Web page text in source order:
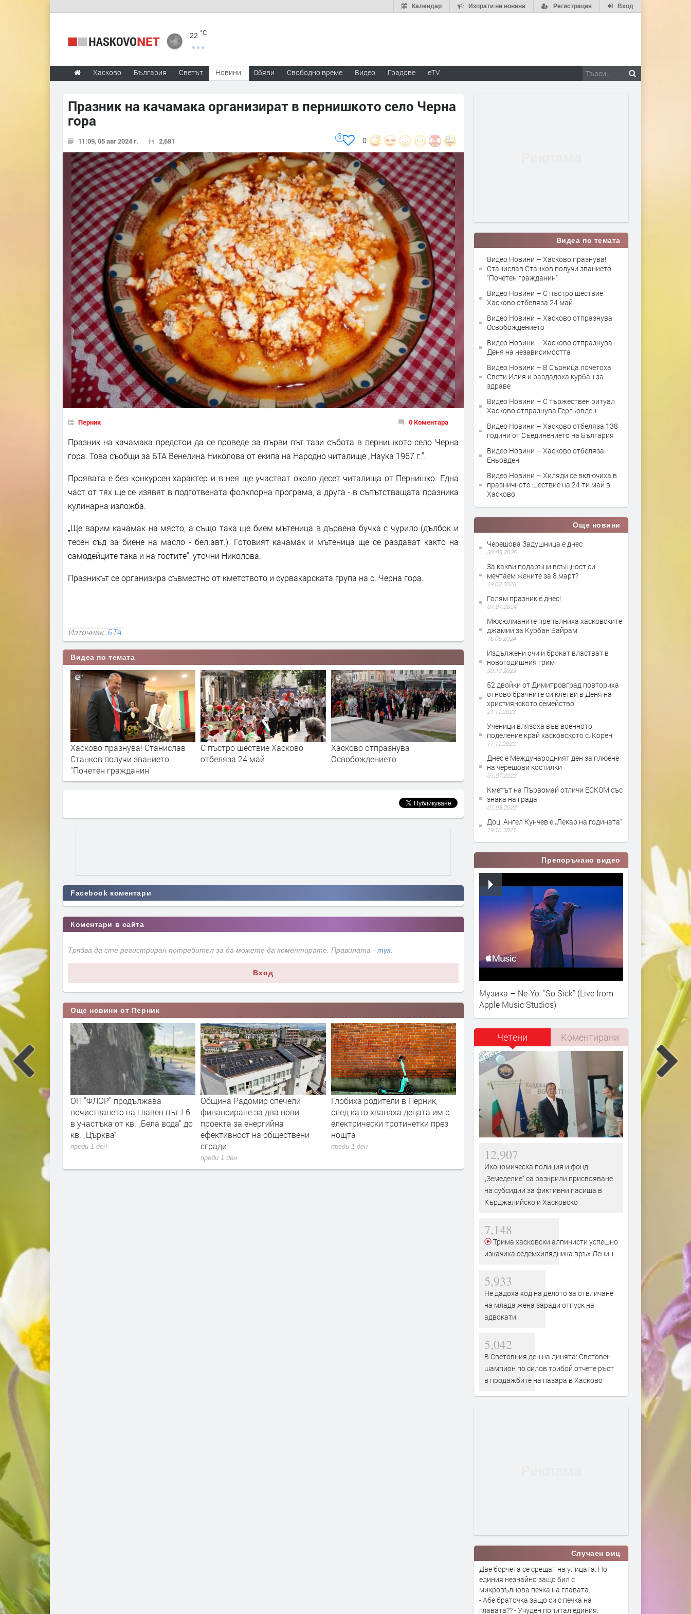
Вход
Регистрация
Изпрати ни новина
Календар
22 °C
Хасково България Светът Новини Обяви Свободно време Видео Градове eTV
Празник на качамака организират в пернишкото село Черна
гора
11:09, 05 авг 2024 г. 2,681 0
0
Перник 0 Коментара
Празник на качамака предстои да се проведе за първи път тази събота в пернишкото село Черна
гора. Това съобщи за БТА Венелина Николова от екипа на Народно читалище „Наука 1967 г.".
Проявата е без конкурсен характер и в нея ще участват около десет читалища от Пернишко. Една
част от тях ще се изявят в подготвената фолклорна програма, а друга - в съпътстващата празника
кулинарна изложба.
„Ще варим качамак на място, а също така ще бием мътеница в дървена бучка с чурило (дълбок и
тесен съд за биене на масло - бел.авт.). Готовият качамак и мътеница ще се раздават както на
самодейците така и на гостите“, уточни Николова.
Празникът се организира съвместно от кметството и сурвакарската група на с. Черна гора.
Източник:БТА
Видеа по темата
С пъстро шествие Хасково
отбеляза 24 май
Хасково отпразнува
Освобождението
Хасково отпразнува Деня на
независимостта
В Сърница почетоха Свети Илия
и раздадоха курбан за здраве
отпразнува Гергьовден
Facebook коментари
Коментари в сайта
Трябва да сте регистриран потребител за да можете да коментирате. Правилата - тук.
Вход
Още новини от Перник
главен път I-6
„Бела вода“ до
Община Радомир спечели
финансиране за два нови
проекта за енергийна
ефективност на обществени
сгради
Глобиха родители в Перник,
след като хванаха децата им с
електрически тротинетки през
нощта
преди 1 ден
Полицията в Перник се намеси
след сигнали за шумни
младежи и тормоз над
психично болна жена
преди 1 ден
Министър Ивкова разпореди
пълно отстраняване на
нередностите в здравни обекти
в Пернишко
И през месец август,
предложи богата
програма
преди 2 дни
Видеа по темата
Видео Новини – Хасково празнува!
Станислав Станков получи званието
"Почетен гражданин"
Видео Новини – С пъстро шествие
Хасково отбеляза 24 май
Видео Новини – Хасково отпразнува
Освобождението
Видео Новини – Хасково отпразнува
Деня на независимостта
Видео Новини – В Сърница почетоха
Свети Илия и раздадоха курбан за
здраве
Видео Новини – С тържествен ритуал
Хасково отпразнува Гергьовден
Видео Новини – Хасково отбеляза 138
години от Съединението на България
Видео Новини – Хасково отбеляза
Еньовден
Видео Новини – Хиляди се включиха в
празничното шествие на 24-ти май в
Хасково
Още новини
Черешова Задушница е днес
30.05.2026
За какви подаръци всъщност си
мечтаем жените за 8 март?
19.02.2026
Голям празник е днес!
07.07.2024
Мюсюлманите препълниха хасковските
джамии за Курбан Байрам
16.06.2024
Издължени очи и брокат властват в
новогодишния грим
30.12.2023
52 двойки от Димитровград повториха
отново брачните си клетви в Деня на
християнското семейство
21.11.2023
Ученици влязоха във военното
поделение край хасковското с. Корен
17.11.2023
Днес е Международният ден за плюене
на черешови костилки
01.07.2023
Кметът на Първомай отличи ЕСКОМ със
знака на града
01.05.2023
Доц. Ангел Кунчев е „Лекар на годината“
19.10.2021
Препоръчано видео
Музика – Ne-Yo: "So Sick" (Live from
Apple Music Studios)
Четени Коментирани
12,907
Икономическа полиция и фонд
„Земеделие“ са разкрили присвояване
на субсидии за фиктивни пасища в
Кърджалийско и Хасковско
7,148
Трима хасковски алпинисти успешно
изкачиха седемхилядника връх Ленин
5,933
Не дадоха ход на делото за отвличане
на млада жена заради отпуск на
адвокати
5,042
В Световния ден на динята: Световен
шампион по силов трибой отчете ръст
в продажбите на пазара в Хасково
Случаен виц
Две борчета се срещат на улицата. Но
единия незнайно защо бил с
микровълнова печка на главата.
- Абе браточка защо си с печка на
главата?? - Учуден попитал единия.